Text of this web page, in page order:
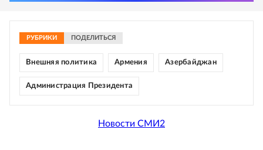
РУБРИКИ ПОДЕЛИТЬСЯ
Внешняя политика Армения Азербайджан
Администрация Президента
Новости СМИ2